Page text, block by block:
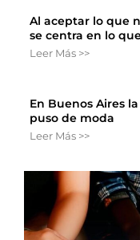
Al aceptar lo que
se centra en lo
Leer Más >>
En Buenos Aires
puso de moda
Leer Más >>